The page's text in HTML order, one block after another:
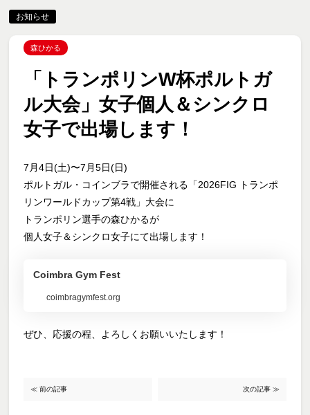
お知らせ
森ひかる
「トランポリンW杯ポルトガ
ル大会」女子個人＆シンクロ
女子で出場します！
7月4日(土)〜7月5日(日)
ポルトガル・コインブラで開催される「2026FIG トランポ
リンワールドカップ第4戦」大会に
トランポリン選手の森ひかるが
個人女子＆シンクロ女子にて出場します！
Coimbra Gym Fest
coimbragymfest.org
ぜひ、応援の程、よろしくお願いいたします！
≪ 前の記事 次の記事 ≫